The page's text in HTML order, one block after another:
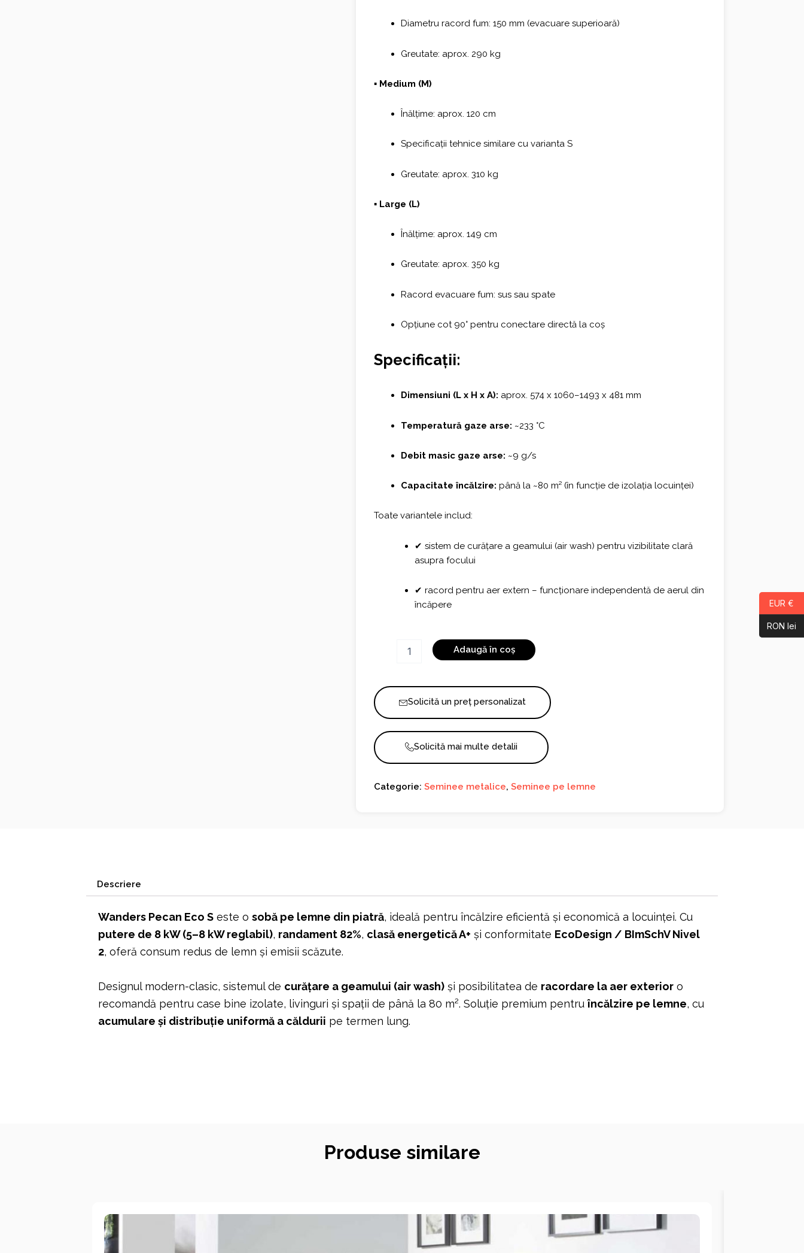
Diametru racord fum: 150 mm (evacuare superioară)
Greutate: aprox. 290 kg
▪ Medium (M)
Înălțime: aprox. 120 cm
Specificații tehnice similare cu varianta S
Greutate: aprox. 310 kg
▪ Large (L)
Înălțime: aprox. 149 cm
Greutate: aprox. 350 kg
Racord evacuare fum: sus sau spate
Opțiune cot 90° pentru conectare directă la coș
Specificații:
Dimensiuni (L x H x A): aprox. 574 x 1060–1493 x 481 mm
Temperatură gaze arse: ~233 °C
Debit masic gaze arse: ~9 g/s
Capacitate încălzire: până la ~80 m² (în funcție de izolația locuinței)
Toate variantele includ:
✔ sistem de curățare a geamului (air wash) pentru vizibilitate clară
asupra focului
✔ racord pentru aer extern – funcționare independentă de aerul din
încăpere
Eco
S
Adaugă în coș
Solicită un preț personalizat
Solicită mai multe detalii
Categorie:Seminee metalice,Seminee pe lemne
Descriere
Wanders Pecan Eco S este osobă pe lemne din piatră, ideală pentru încălzire eficientă și economică a locuinței. Cu
putere de 8 kW (5–8 kW reglabil), randament 82%, clasă energetică A+ și conformitate EcoDesign / BImSchV Nivel
2, oferă consum redus de lemn și emisii scăzute.
Designul modern-clasic, sistemul de curățare a geamului (air wash) și posibilitatea de racordare la aer exterior o
recomandă pentru case bine izolate, livinguri și spații de până la 80 m². Soluție premium pentruîncălzire pe lemne, cu
acumulare și distribuție uniformă a căldurii pe termen lung.
Produse similare
EUR €
RON lei